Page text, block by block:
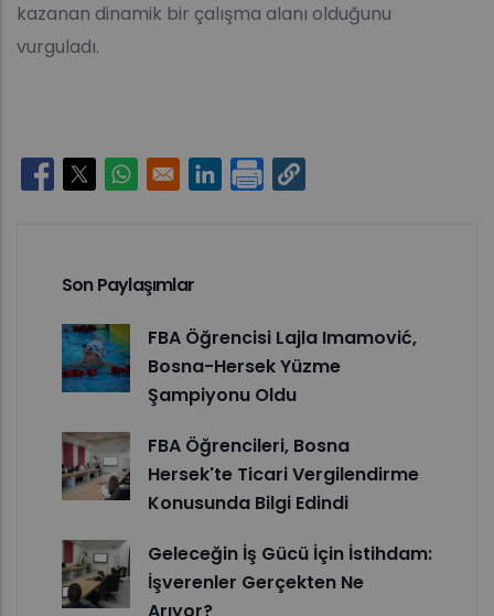
kazanan dinamik bir çalışma alanı olduğunu
vurguladı.
Opens in a new window
Opens in a new window
Opens in a new window
Opens in a new window
Son Paylaşımlar
FBA Öğrencisi Lajla Imamović,
Bosna-Hersek Yüzme
Şampiyonu Oldu
FBA Öğrencileri, Bosna
Hersek'te Ticari Vergilendirme
Konusunda Bilgi Edindi
Geleceğin İş Gücü İçin İstihdam:
İşverenler Gerçekten Ne